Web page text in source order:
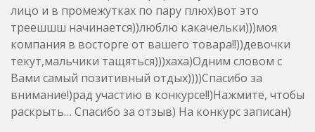
раскрыть… Спасибо за отзыв) На конкурс записан)
СВЯЗЬ, ПРАВИЛА РАБОТЫ
Jabber выдается толкьо через ЛС, исключительно
для консультационных целей и оперативной связи.
Согласно последним поправкам в правилах